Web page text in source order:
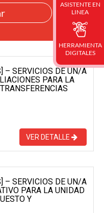
– SERVICIOS DE UN/A
PARA LA
VER DETALLE
– SERVICIOS DE UN/A
PARA LA UNIDAD
Y
ASISTENTE EN
LINEA
HERRAMIENTA
DIGITALES